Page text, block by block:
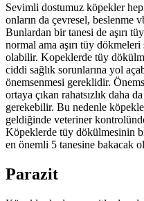
Sevimli dostumuz köpekler
onların da çevresel, beslenme
Bunlardan bir tanesi de aşırı
normal ama aşırı tüy
olabilir. Kopeklerde tüy
ciddi sağlık sorunlarına yol
önemsenmesi gereklidir.
ortaya çıkan rahatsızlık daha
gerekebilir. Bu nedenle
geldiğinde veteriner
Köpeklerde tüy dökülmesinin
en önemli 5 tanesine bakacak
Parazit